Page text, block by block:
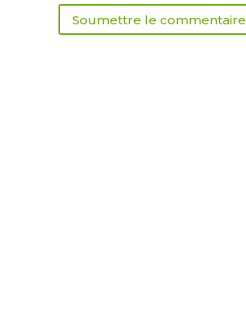
Soumettre le commentaire